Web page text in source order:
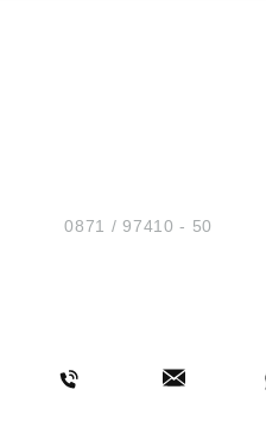
Tel.:0871 / 97410 - 50